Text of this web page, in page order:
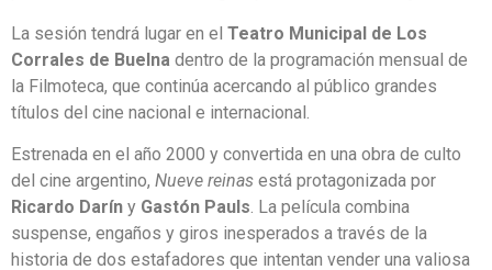
La sesión tendrá lugar en el Teatro Municipal de Los
Corrales de Buelna dentro de la programación mensual de
la Filmoteca, que continúa acercando al público grandes
títulos del cine nacional e internacional.
Estrenada en el año 2000 y convertida en una obra de culto
del cine argentino, Nueve reinas está protagonizada por
Ricardo Darín y Gastón Pauls. La película combina
suspense, engaños y giros inesperados a través de la
historia de dos estafadores que intentan vender una valiosa